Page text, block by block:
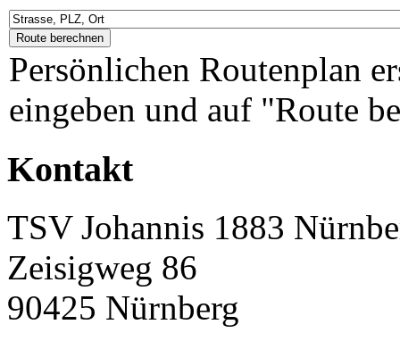
Persönlichen Routenplan
eingeben und auf "Route
Kontakt
TSV Johannis 1883
Zeisigweg 86
90425 Nürnberg